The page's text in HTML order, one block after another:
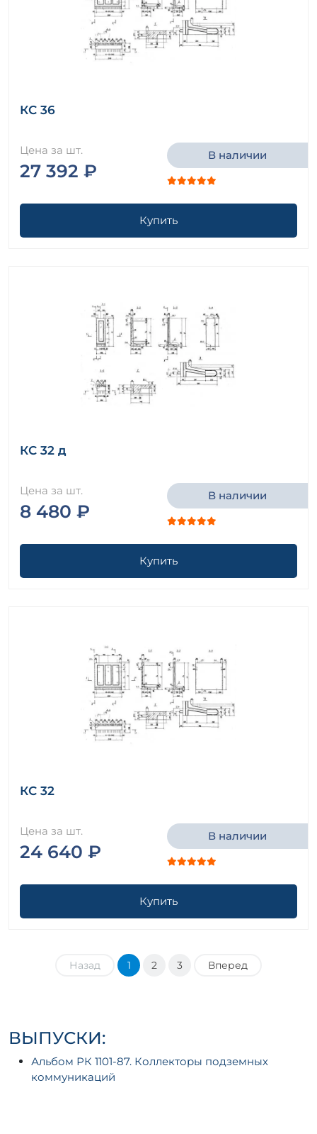
КС 36
Цена за шт.
27 392 ₽
В наличии
Купить
КС 32 д
Цена за шт.
8 480 ₽
В наличии
Купить
КС 32
Цена за шт.
24 640 ₽
В наличии
Купить
Назад 1 2 3 Вперед
ВЫПУСКИ:
Альбом РК 1101-87. Коллекторы подземных
коммуникаций